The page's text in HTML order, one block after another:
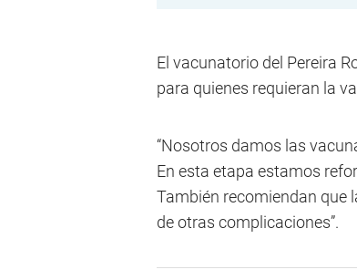
El vacunatorio del Pereira
para quienes requieran la
“Nosotros damos las
En esta etapa estamos
También recomiendan que
de otras complicaciones”.